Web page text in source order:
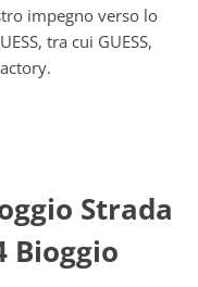
impegno verso lo
tra cui GUESS,
Strada
Bioggio